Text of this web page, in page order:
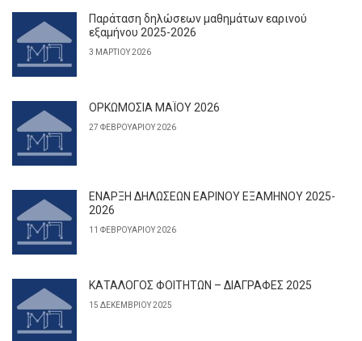
Παράταση δηλώσεων μαθημάτων εαρινού
εξαμήνου 2025-2026
3 ΜΑΡΤΊΟΥ 2026
ΟΡΚΩΜΟΣΙΑ ΜΑΪΟΥ 2026
27 ΦΕΒΡΟΥΑΡΊΟΥ 2026
ΕΝΑΡΞΗ ΔΗΛΩΣΕΩΝ ΕΑΡΙΝΟΥ ΕΞΑΜΗΝΟΥ 2025-
2026
11 ΦΕΒΡΟΥΑΡΊΟΥ 2026
ΚΑΤΑΛΟΓΟΣ ΦΟΙΤΗΤΩΝ – ΔΙΑΓΡΑΦΕΣ 2025
15 ΔΕΚΕΜΒΡΊΟΥ 2025